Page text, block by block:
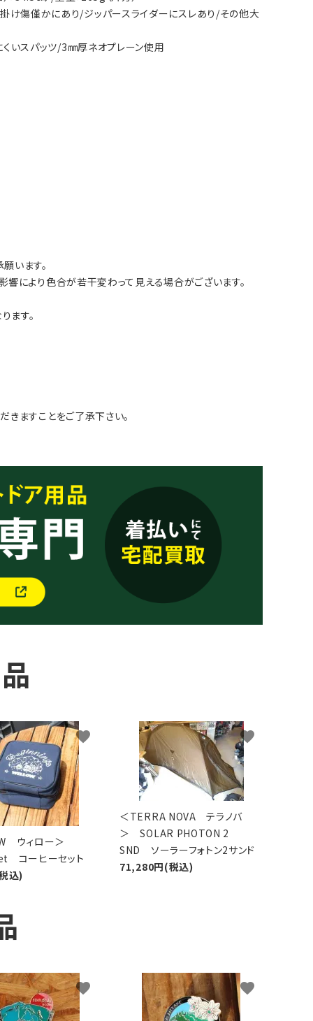
傷僅かにあり/ジッパースライダーにスレあり/その他大
いスパッツ/3㎜厚ネオプレーン使用
います。
により色合が若干変わって見える場合がございます。
ます。
ますことをご了承下さい。
ウィロー＞
コーヒーセット
込)
favorite
＜TERRA NOVA テラノバ
＞ SOLAR PHOTON 2
SND ソーラーフォトン2サンド
71,280円(税込)
favorite
favorite favorite